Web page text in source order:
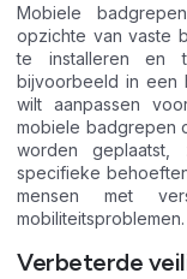
Mobiele
opzichte van vaste
te installeren en
bijvoorbeeld in een
wilt aanpassen
mobiele badgrepen
worden
specifieke
mensen met
mobiliteitsproblemen.
Verbeterde